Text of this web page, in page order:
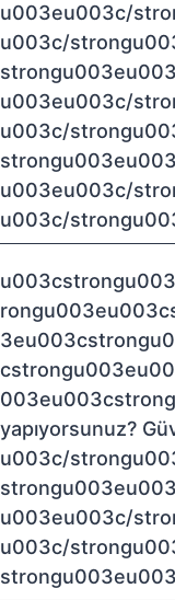
u003eu003c/
u003c/
u003eu003c/
u003c/
u003eu003c/
u003c/
yapıyorsunuz?
u003c/
u003eu003c/
u003c/